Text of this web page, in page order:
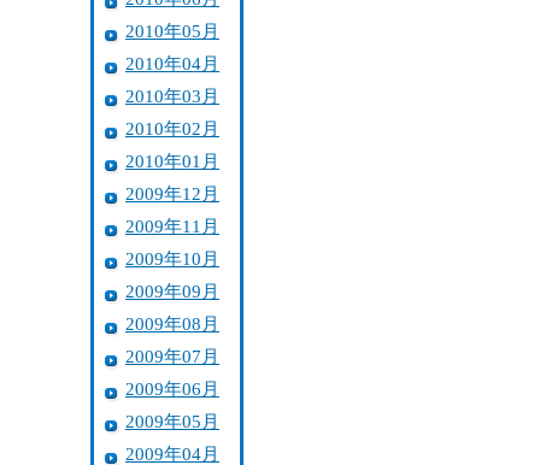
2010年05月
2010年04月
2010年03月
2010年02月
2010年01月
2009年12月
2009年11月
2009年10月
2009年09月
2009年08月
2009年07月
2009年06月
2009年05月
2009年04月